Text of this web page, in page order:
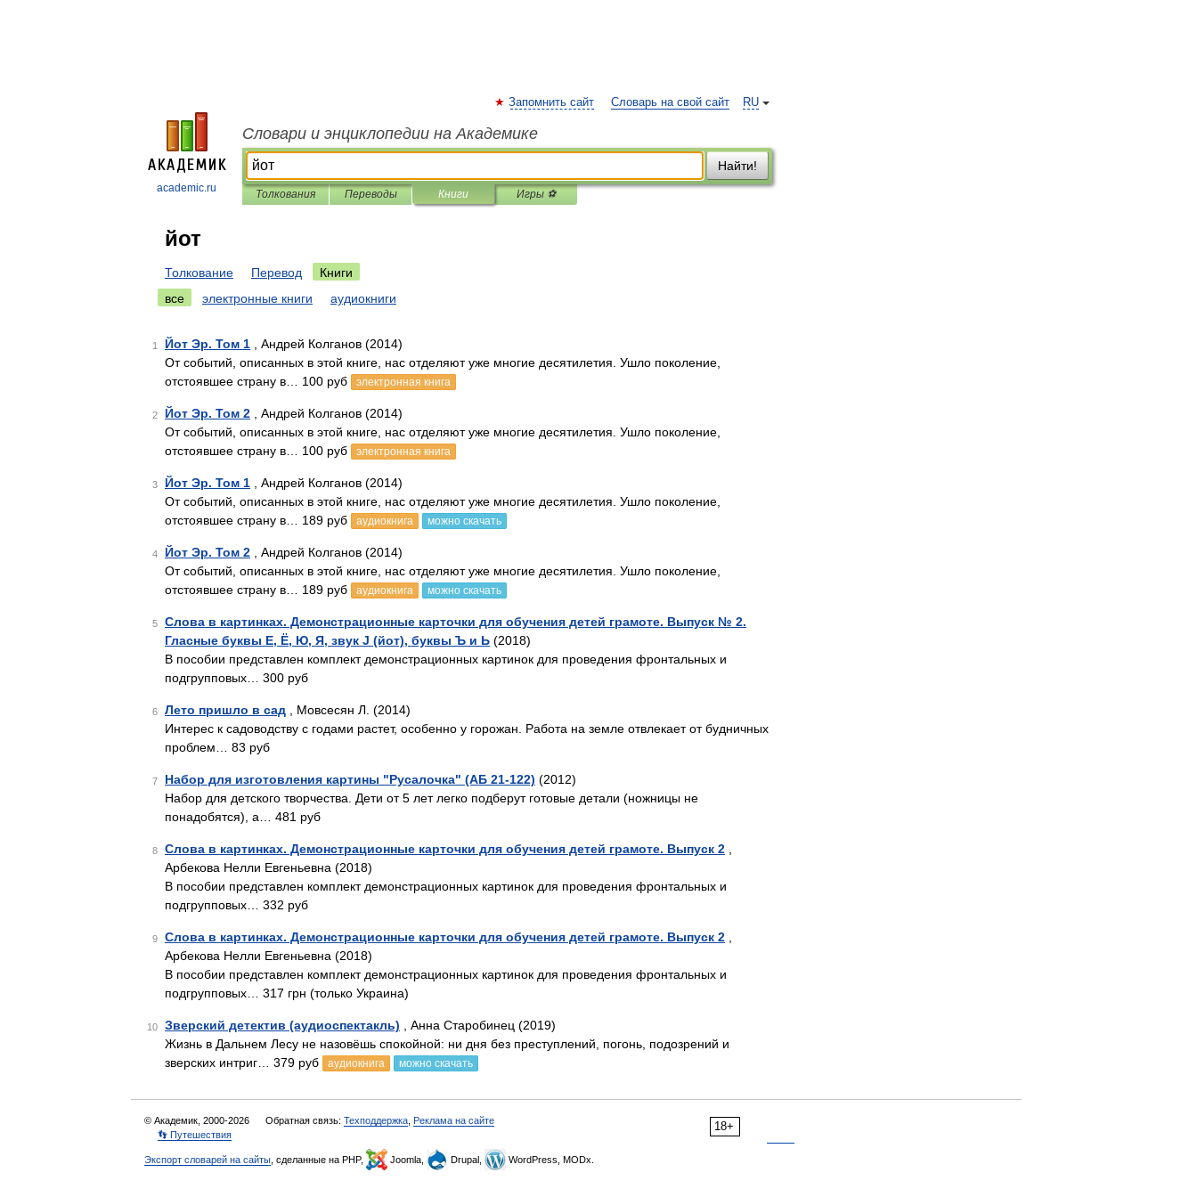
academic.ru
RU
Запомнить сайт Словарь на свой сайт
Словари и энциклопедии на Академике
Найти!
Толкования Переводы Книги Игры ⚽
йот
Толкование Перевод
Книги
все
электронные книги аудиокниги
1 Йот Эр. Том 1 , Андрей Колганов (2014)
От событий, описанных в этой книге, нас отделяют уже многие десятилетия. Ушло поколение,
отстоявшее страну в… 100 руб
электронная книга
2 Йот Эр. Том 2 , Андрей Колганов (2014)
От событий, описанных в этой книге, нас отделяют уже многие десятилетия. Ушло поколение,
отстоявшее страну в… 100 руб
электронная книга
3 Йот Эр. Том 1 , Андрей Колганов (2014)
От событий, описанных в этой книге, нас отделяют уже многие десятилетия. Ушло поколение,
отстоявшее страну в… 189 руб
аудиокнига можно скачать
4 Йот Эр. Том 2 , Андрей Колганов (2014)
От событий, описанных в этой книге, нас отделяют уже многие десятилетия. Ушло поколение,
отстоявшее страну в… 189 руб
аудиокнига можно скачать
5
Слова в картинках. Демонстрационные карточки для обучения детей грамоте. Выпуск № 2.
Гласные буквы Е, Ё, Ю, Я, звук J (йот), буквы Ъ и Ь (2018)
В пособии представлен комплект демонстрационных картинок для проведения фронтальных и
подгрупповых… 300 руб
6 Лето пришло в сад , Мовсесян Л. (2014)
Интерес к садоводству с годами растет, особенно у горожан. Работа на земле отвлекает от будничных
проблем… 83 руб
7 Набор для изготовления картины "Русалочка" (АБ 21-122) (2012)
Набор для детского творчества. Дети от 5 лет легко подберут готовые детали (ножницы не
понадобятся), а… 481 руб
8 Слова в картинках. Демонстрационные карточки для обучения детей грамоте. Выпуск 2
Арбекова Нелли Евгеньевна (2018)
В пособии представлен комплект демонстрационных картинок для проведения фронтальных и
подгрупповых… 332 руб
9 Слова в картинках. Демонстрационные карточки для обучения детей грамоте. Выпуск 2
Арбекова Нелли Евгеньевна (2018)
В пособии представлен комплект демонстрационных картинок для проведения фронтальных и
подгрупповых… 317 грн (только Украина)
10 Зверский детектив (аудиоспектакль) , Анна Старобинец (2019)
Жизнь в Дальнем Лесу не назовёшь спокойной: ни дня без преступлений, погонь, подозрений и
зверских интриг… 379 руб
аудиокнига можно скачать
18+
© Академик, 2000-2026 Обратная связь: Техподдержка Реклама на сайте
👣 Путешествия
Экспорт словарей на сайты , сделанные на PHP, Joomla, Drupal, WordPress, MODx.